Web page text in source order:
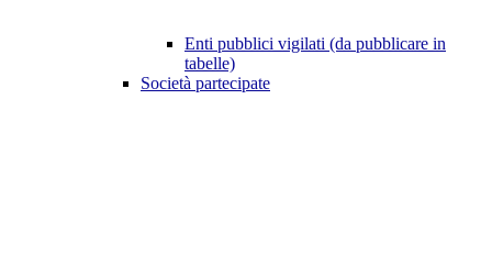
Enti pubblici vigilati (da pubblicare in
tabelle)
Società partecipate